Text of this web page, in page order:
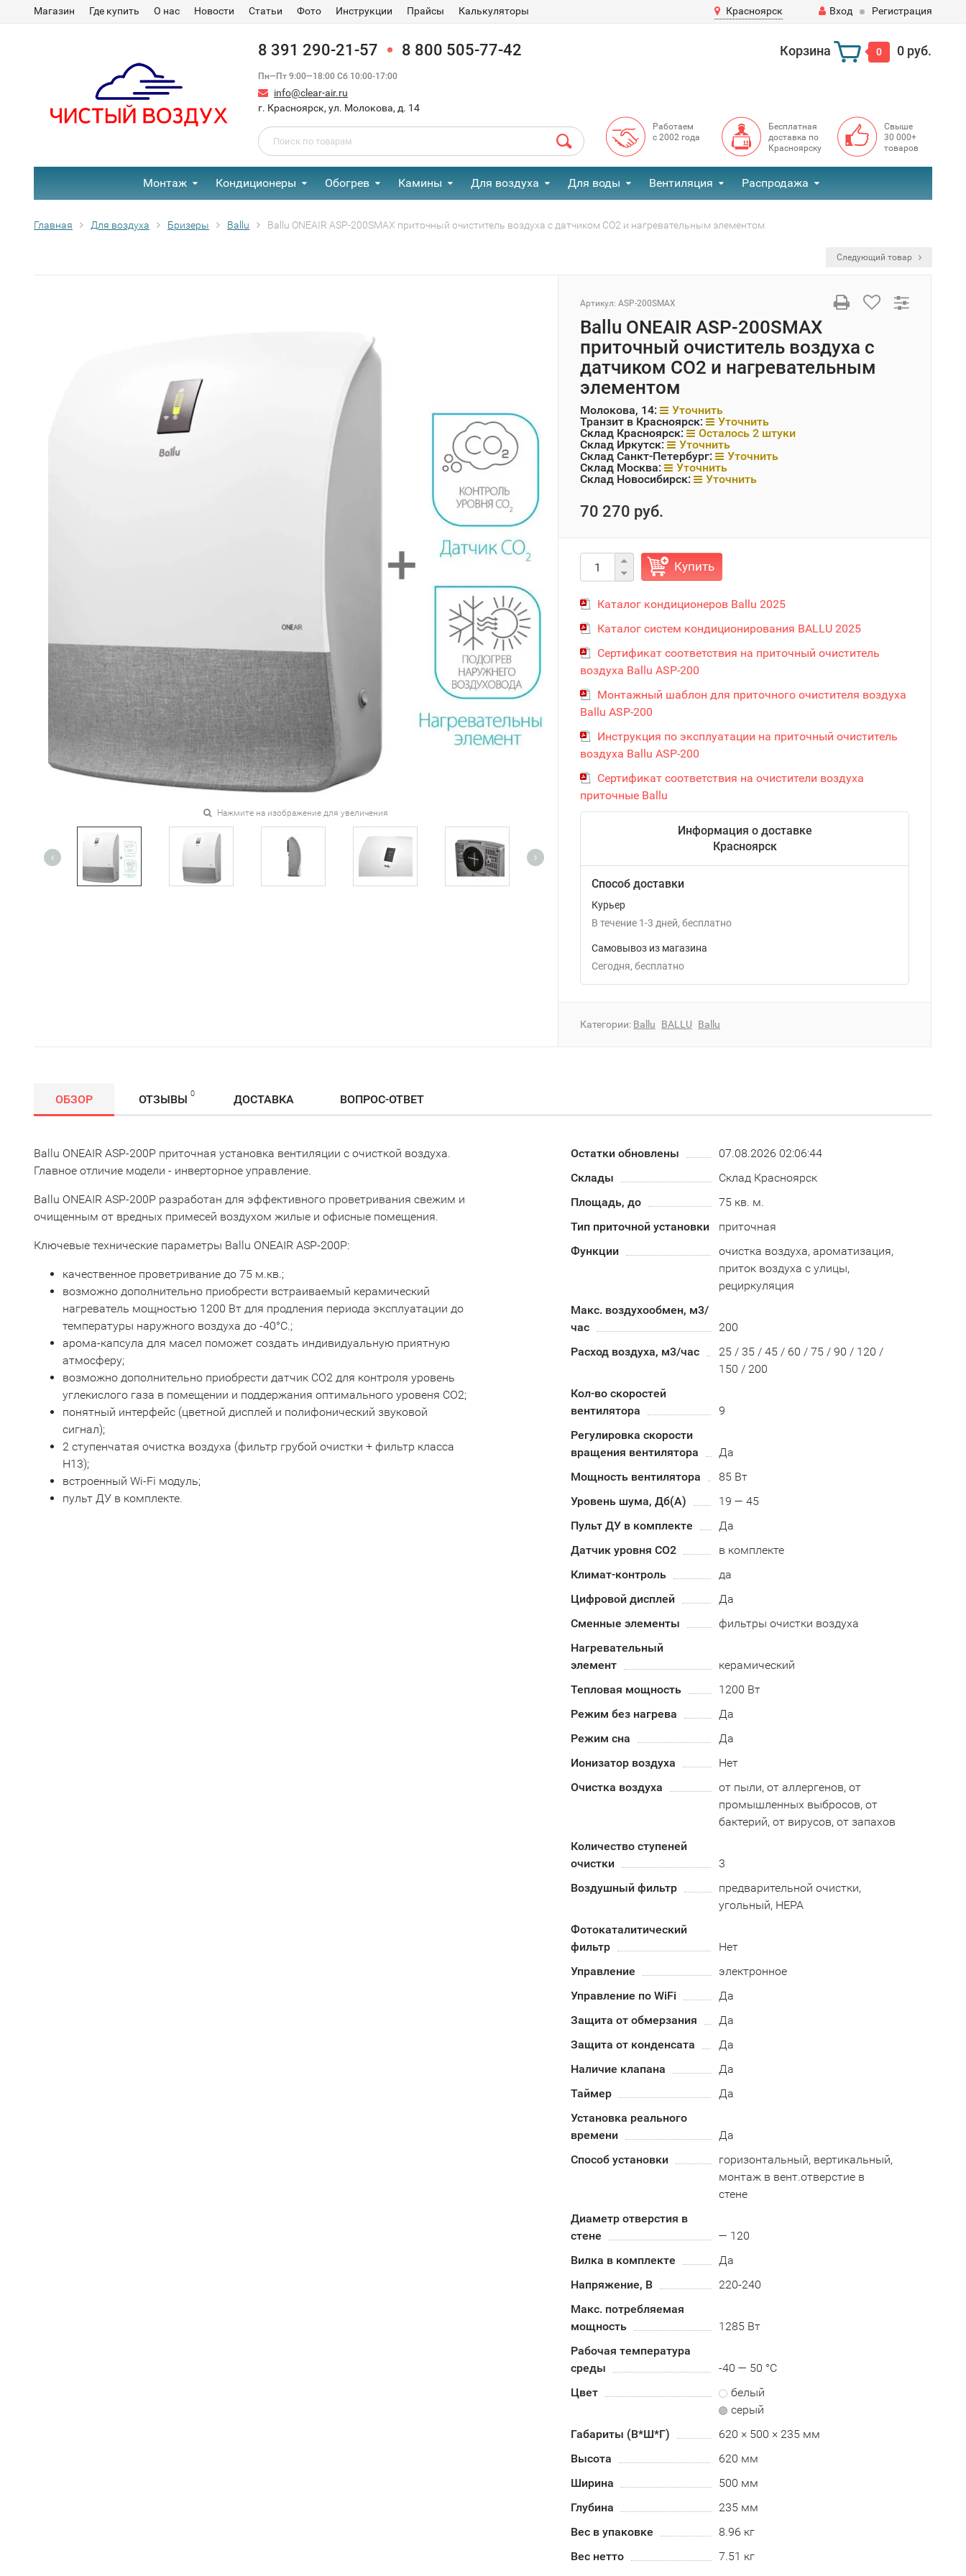
Магазин Где купить О нас Новости Статьи Фото Инструкции Прайсы Калькуляторы Красноярск Вход Регистрация
8 391 290-21-57 8 800 505-77-42
Пн—Пт 9:00—18:00 Сб 10:00-17:00
info@clear-air.ru
г. Красноярск, ул. Молокова, д. 14
Корзина 0 0 руб.
Работаем
с 2002 года
Бесплатная
доставка по
Красноярску
Свыше
30 000+
товаров
Монтаж Кондиционеры Обогрев Камины Для воздуха Для воды Вентиляция Распродажа
Главная Для воздуха Бризеры Ballu Ballu ONEAIR ASP-200SMAX приточный очиститель воздуха с датчиком CO2 и нагревательным элементом
Следующий товар
Нажмите на изображение для увеличения
Артикул: ASP-200SMAX
Ballu ONEAIR ASP-200SMAX
приточный очиститель воздуха с
датчиком CO2 и нагревательным
элементом
Молокова, 14:
Уточнить
Транзит в Красноярск:
Уточнить
Склад Красноярск:
Осталось 2 штуки
Склад Иркутск:
Уточнить
Склад Санкт-Петербург:
Уточнить
Склад Москва:
Уточнить
Склад Новосибирск:
Уточнить
70 270 руб.
Купить
Каталог кондиционеров Ballu 2025
Каталог систем кондиционирования BALLU 2025
Сертификат соответствия на приточный очиститель
воздуха Ballu ASP-200
Монтажный шаблон для приточного очистителя воздуха
Ballu ASP-200
Инструкция по эксплуатации на приточный очиститель
воздуха Ballu ASP-200
Сертификат соответствия на очистители воздуха
приточные Ballu
Информация о доставке
Красноярск
Способ доставки
Курьер
В течение 1-3 дней Бесплатно
Самовывоз из магазина
Сегодня
Бесплатно
Категории: Ballu BALLU Ballu
ОБЗОР ОТЗЫВЫ 0 ДОСТАВКА ВОПРОС-ОТВЕТ
Ballu ONEAIR ASP-200P приточная установка вентиляции с очисткой воздуха.
Главное отличие модели - инверторное управление.
Ballu ONEAIR ASP-200P разработан для эффективного проветривания свежим и
очищенным от вредных примесей воздухом жилые и офисные помещения.
Ключевые технические параметры Ballu ONEAIR ASP-200Р:
качественное проветривание до 75 м.кв.;
возможно дополнительно приобрести встраиваемый керамический
нагреватель мощностью 1200 Вт для продления периода эксплуатации до
температуры наружного воздуха до -40°С.;
арома-капсула для масел поможет создать индивидуальную приятную
атмосферу;
возможно дополнительно приобрести датчик CO2 для контроля уровень
углекислого газа в помещении и поддержания оптимального уровеня CO2;
понятный интерфейс (цветной дисплей и полифонический звуковой
сигнал);
2 ступенчатая очистка воздуха (фильтр грубой очистки + фильтр класса
H13);
встроенный Wi-Fi модуль;
пульт ДУ в комплекте.
Остатки обновлены
07.08.2026 02:06:44
Склады
Склад Красноярск
Площадь, до
75 кв. м.
Тип приточной установки
приточная
Функции
очистка воздуха, ароматизация,
приток воздуха с улицы,
рециркуляция
Макс. воздухообмен, м3/
час
200
Расход воздуха, м3/час
25 / 35 / 45 / 60 / 75 / 90 / 120 /
150 / 200
Кол-во скоростей
вентилятора
9
Регулировка скорости
вращения вентилятора
Да
Мощность вентилятора
85 Вт
Уровень шума, Дб(А)
19 — 45
Пульт ДУ в комплекте
Да
Датчик уровня СО2
в комплекте
Климат-контроль
да
Цифровой дисплей
Да
Сменные элементы
фильтры очистки воздуха
Нагревательный
элемент
керамический
Тепловая мощность
1200 Вт
Режим без нагрева
Да
Режим сна
Да
Ионизатор воздуха
Нет
Очистка воздуха
от пыли, от аллергенов, от
промышленных выбросов, от
бактерий, от вирусов, от запахов
Количество ступеней
очистки
3
Воздушный фильтр
предварительной очистки,
угольный, HEPA
Фотокаталитический
фильтр
Нет
Управление
электронное
Управление по WiFi
Да
Защита от обмерзания
Да
Защита от конденсата
Да
Наличие клапана
Да
Таймер
Да
Установка реального
времени
Да
Способ установки
горизонтальный, вертикальный,
монтаж в вент.отверстие в
стене
Диаметр отверстия в
стене
— 120
Вилка в комплекте
Да
Напряжение, В
220-240
Макс. потребляемая
мощность
1285 Вт
Рабочая температура
среды
-40 — 50 °C
Цвет
белый
серый
Габариты (В*Ш*Г)
620 × 500 × 235 мм
Высота
620 мм
Ширина
500 мм
Глубина
235 мм
Вес в упаковке
8.96 кг
Вес нетто
7.51 кг